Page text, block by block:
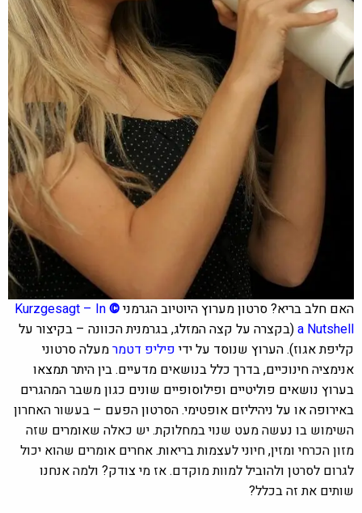
האם חלב בריא? סרטון מערוץ היוטיוב הגרמני ©
Kurzgesagt – In
a Nutshell (בקצרה על קצה המזלג, בגרמנית הכוונה – בקיצור על
קליפת אגוז). הערוץ שנוסד על ידיפיליפ דטמרמעלה סרטוני
אנימציה חינוכיים, בדרך כלל בנושאים מדעיים. בין היתר תמצאו
בערוץ נושאים פוליטיים ופילוסופיים שונים כגון משבר המהגרים
באירופה או על ניהיליזם אופטימי. הסרטון הפעם –בעשור האחרון
השימוש בו נעשה מעט שנוי במחלוקת. יש כאלה שאומרים שזה
מזון הכרחי ומזין, חיוני לעצמות בריאות. אחרים אומרים שהוא יכול
לגרום לסרטן ולהוביל למוות מוקדם. אז מי צודק? ולמה אנחנו
שותים את זה בכלל?